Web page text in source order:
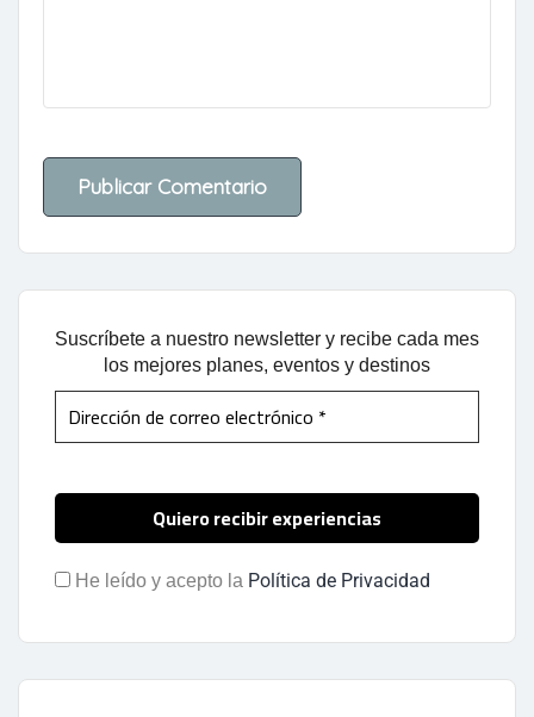
Suscríbete a nuestro newsletter y recibe cada mes
los mejores planes, eventos y destinos
He leído y acepto la Política de Privacidad